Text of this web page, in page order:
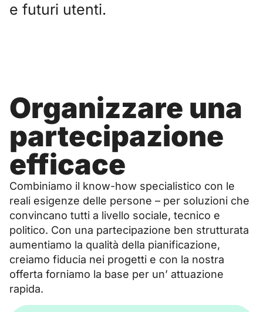
e futuri utenti.
Organizzare una
partecipazione
efficace
Combiniamo il know-how specialistico con le
reali esigenze delle persone – per soluzioni che
convincano tutti a livello sociale, tecnico e
politico. Con una partecipazione ben strutturata
aumentiamo la qualità della pianificazione,
creiamo fiducia nei progetti e con la nostra
offerta forniamo la base per un’ attuazione
rapida.